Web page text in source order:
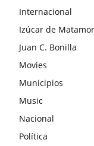
Internacional
Izúcar de
Juan C. Bonilla
Movies
Municipios
Music
Nacional
Política